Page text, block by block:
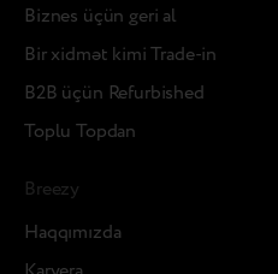
Biznes üçün geri al
Bir xidmət kimi Trade-in
B2B üçün Refurbished
Toplu Topdan
Breezy
Haqqımızda